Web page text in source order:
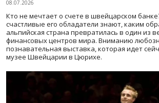
08.07.2026
Кто не мечтает о счете в швейцарском
счастливые его обладатели знают, каким
альпийская страна превратилась в один из
финансовых центров мира. Вниманию
познавательная выставка, которая идет
музее Швейцарии в Цюрихе.